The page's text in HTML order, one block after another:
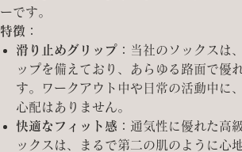
ーです。
特徴：
滑り止めグリップ： 当社のソックスは
ップを備えており、あらゆる路面で優
す。ワークアウト中や日常の活動中に
心配はありません。
快適なフィット感： 通気性に優れた高
ックスは、まるで第二の肌のように心